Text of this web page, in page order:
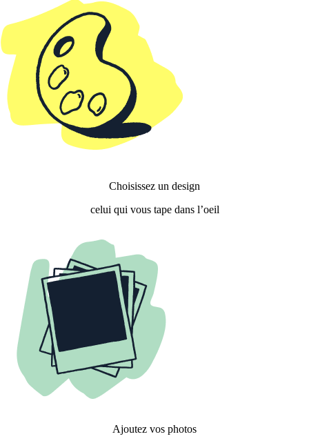
Choisissez un design
celui qui vous tape dans l’oeil
Ajoutez vos photos